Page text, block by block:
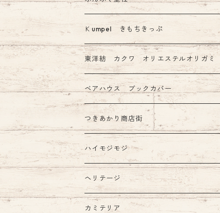
その他 あたぼう社製品
限定 mizutama+ぷんぷく堂コラボ商品
Ｋumpel きもちきっぷ
きもちふせん
東洋紡 カクワ オリエステルオリガミ
ベアハウス ブックカバー
つきあかり商店街
ハイモジモジ
ヘリテージ
カミテリア